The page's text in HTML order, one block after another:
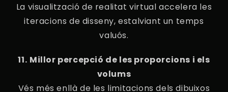
La visualització de realitat virtual accelera les
iteracions de disseny, estalviant un temps
valuós.
11.⁠ ⁠Millor percepció de les proporcions i els
volums
Vés més enllà de les limitacions dels dibuixos